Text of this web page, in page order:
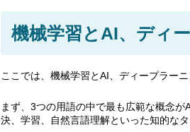
機械学習とAI、ディ
ここでは、機械学習とAI、ディープラー
まず、3つの用語の中で最も広範な概念
決、学習、自然言語理解といった知的な